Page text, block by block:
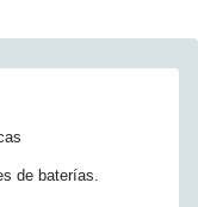
de baterías.